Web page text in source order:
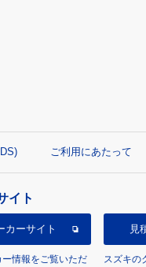
ご利用にあたって
イト
カーサイト
情報をご覧いただ
見
スズキの